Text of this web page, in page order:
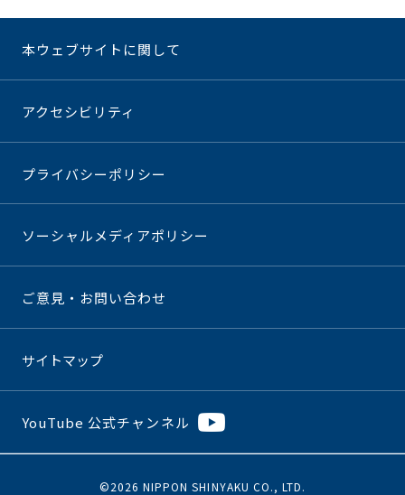
本ウェブサイトに関して
アクセシビリティ
プライバシーポリシー
ソーシャルメディアポリシー
ご意見・お問い合わせ
サイトマップ
YouTube 公式チャンネル
©2026 NIPPON SHINYAKU CO., LTD.